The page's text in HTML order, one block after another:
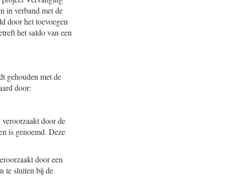
in verband met de
door het toevoegen
het saldo van een
gehouden met de
door:
door de
is genoemd. Deze
door een
te sluiten bij de